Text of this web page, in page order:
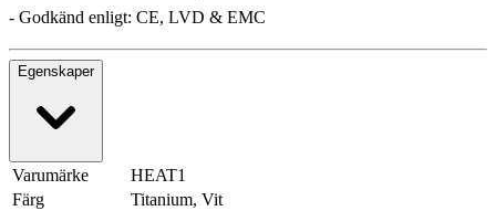
- Godkänd enligt: CE, LVD & EMC
Egenskaper
Varumärke
HEAT1
Färg
Titanium, Vit